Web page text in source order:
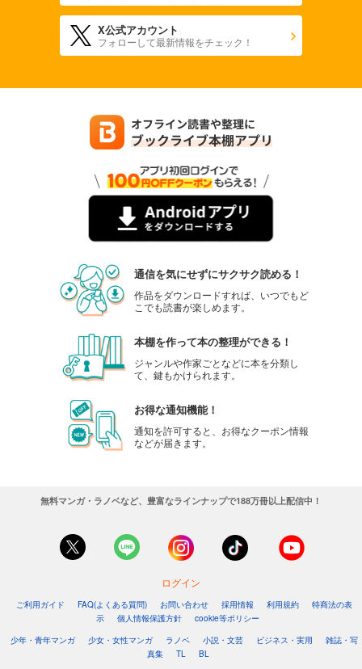
X公式アカウント
フォローして最新情報をチェック！
通信を気にせずにサクサク読める！
作品をダウンロードすれば、いつでもど
こでも読書が楽しめます。
本棚を作って本の整理ができる！
ジャンルや作家ごとなどに本を分類し
て、鍵もかけられます。
お得な通知機能！
通知を許可すると、お得なクーポン情報
などが届きます。
無料マンガ・ラノベなど、豊富なラインナップで188万冊以上配信中！
ログイン
ご利用ガイド FAQ(よくある質問) お問い合わせ 採用情報 利用規約
特商法の表
示
個人情報保護方針
cookie等ポリシー
少年・青年マンガ
少女・女性マンガ ラノベ 小説・文芸 ビジネス・実用
雑誌・写
真集
TL BL